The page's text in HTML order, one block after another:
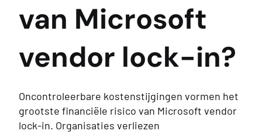
van Microsoft
vendor lock-in?
Oncontroleerbare kostenstijgingen vormen het
grootste financiële risico van Microsoft vendor
lock-in. Organisaties verliezen